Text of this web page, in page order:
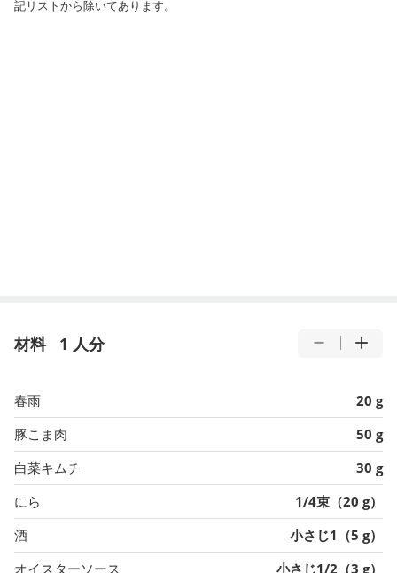
記リストから除いてあります。
材料 1 人分
春雨
20 g
豚こま肉
50 g
白菜キムチ
30 g
にら
1/4束（20 g）
酒
小さじ1（5 g）
オイスターソース
小さじ1/2（3 g）